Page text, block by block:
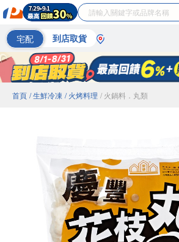
宅配 到店取貨
首頁 / 生鮮冷凍 / 火烤料理 / 火鍋料．丸類